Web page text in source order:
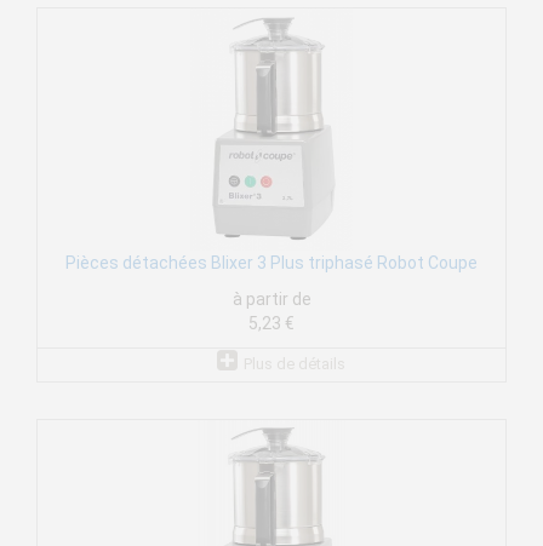
Pièces détachées Blixer 3 Plus triphasé Robot Coupe
à partir de
5,23 €